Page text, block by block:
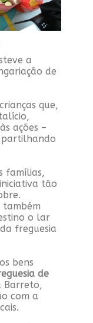
a
de
que,
ações –
partilhando
famílias,
tão
também
o lar
freguesia
bens
de
Barreto,
com a